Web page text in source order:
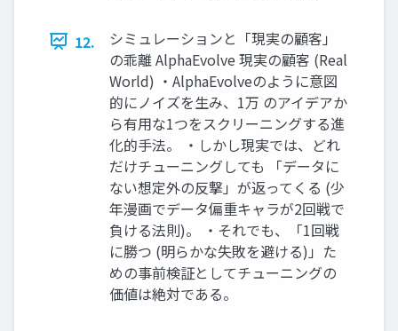
12.
シミュレーションと「現実の顧客」
の乖離 AlphaEvolve 現実の顧客 (Real
World) ・AlphaEvolveのように意図
的にノイズを生み、1万 のアイデアか
ら有用な1つをスクリーニングする進
化的手法。 ・しかし現実では、どれ
だけチューニングしても 「データに
ない想定外の反撃」が返ってくる (少
年漫画でデータ偏重キャラが2回戦で
負ける法則)。 ・それでも、「1回戦
に勝つ (明らかな失敗を避ける)」た
めの事前検証としてチューニングの
価値は絶対である。